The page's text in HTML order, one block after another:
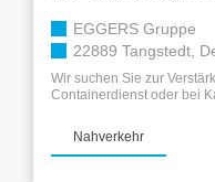
EGGERS Gruppe
22889 Tangstedt,
Wir suchen Sie zur
Containerdienst oder bei
Hamburg. Folgende
LKW´s Ladungssicherung
Freundliches Auftreten
Nahverkehr